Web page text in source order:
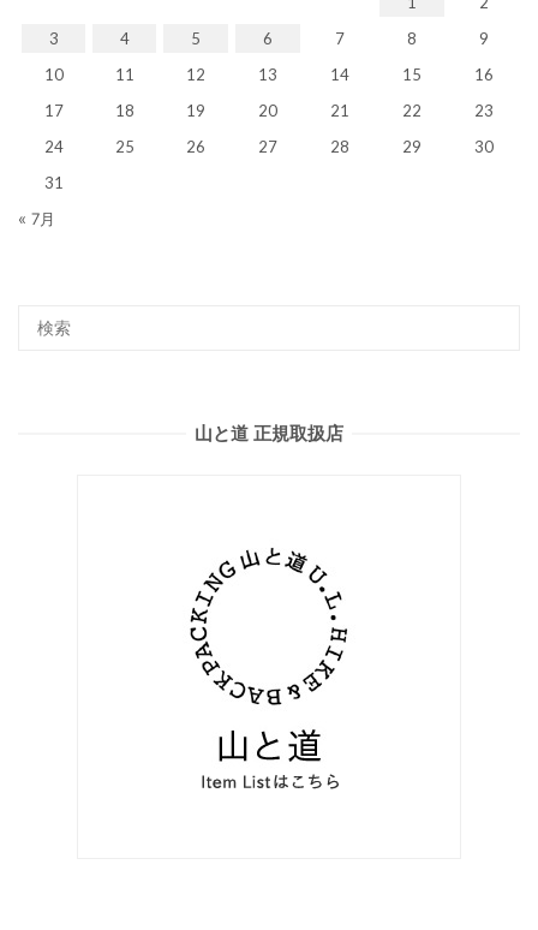
3
4 5 6 7 8
9
10
11 12 13 14 15
16
17
18 19 20 21 22
23
24
25 26 27 28 29
30
31
« 7月
山と道 正規取扱店